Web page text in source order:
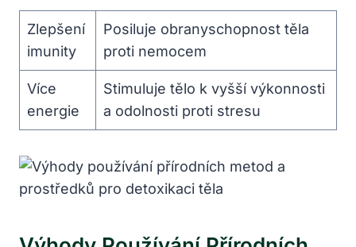
Zlepšení
imunity
Posiluje obranyschopnost těla
proti nemocem
Více
energie
Stimuluje tělo k vyšší výkonnosti
a odolnosti proti stresu